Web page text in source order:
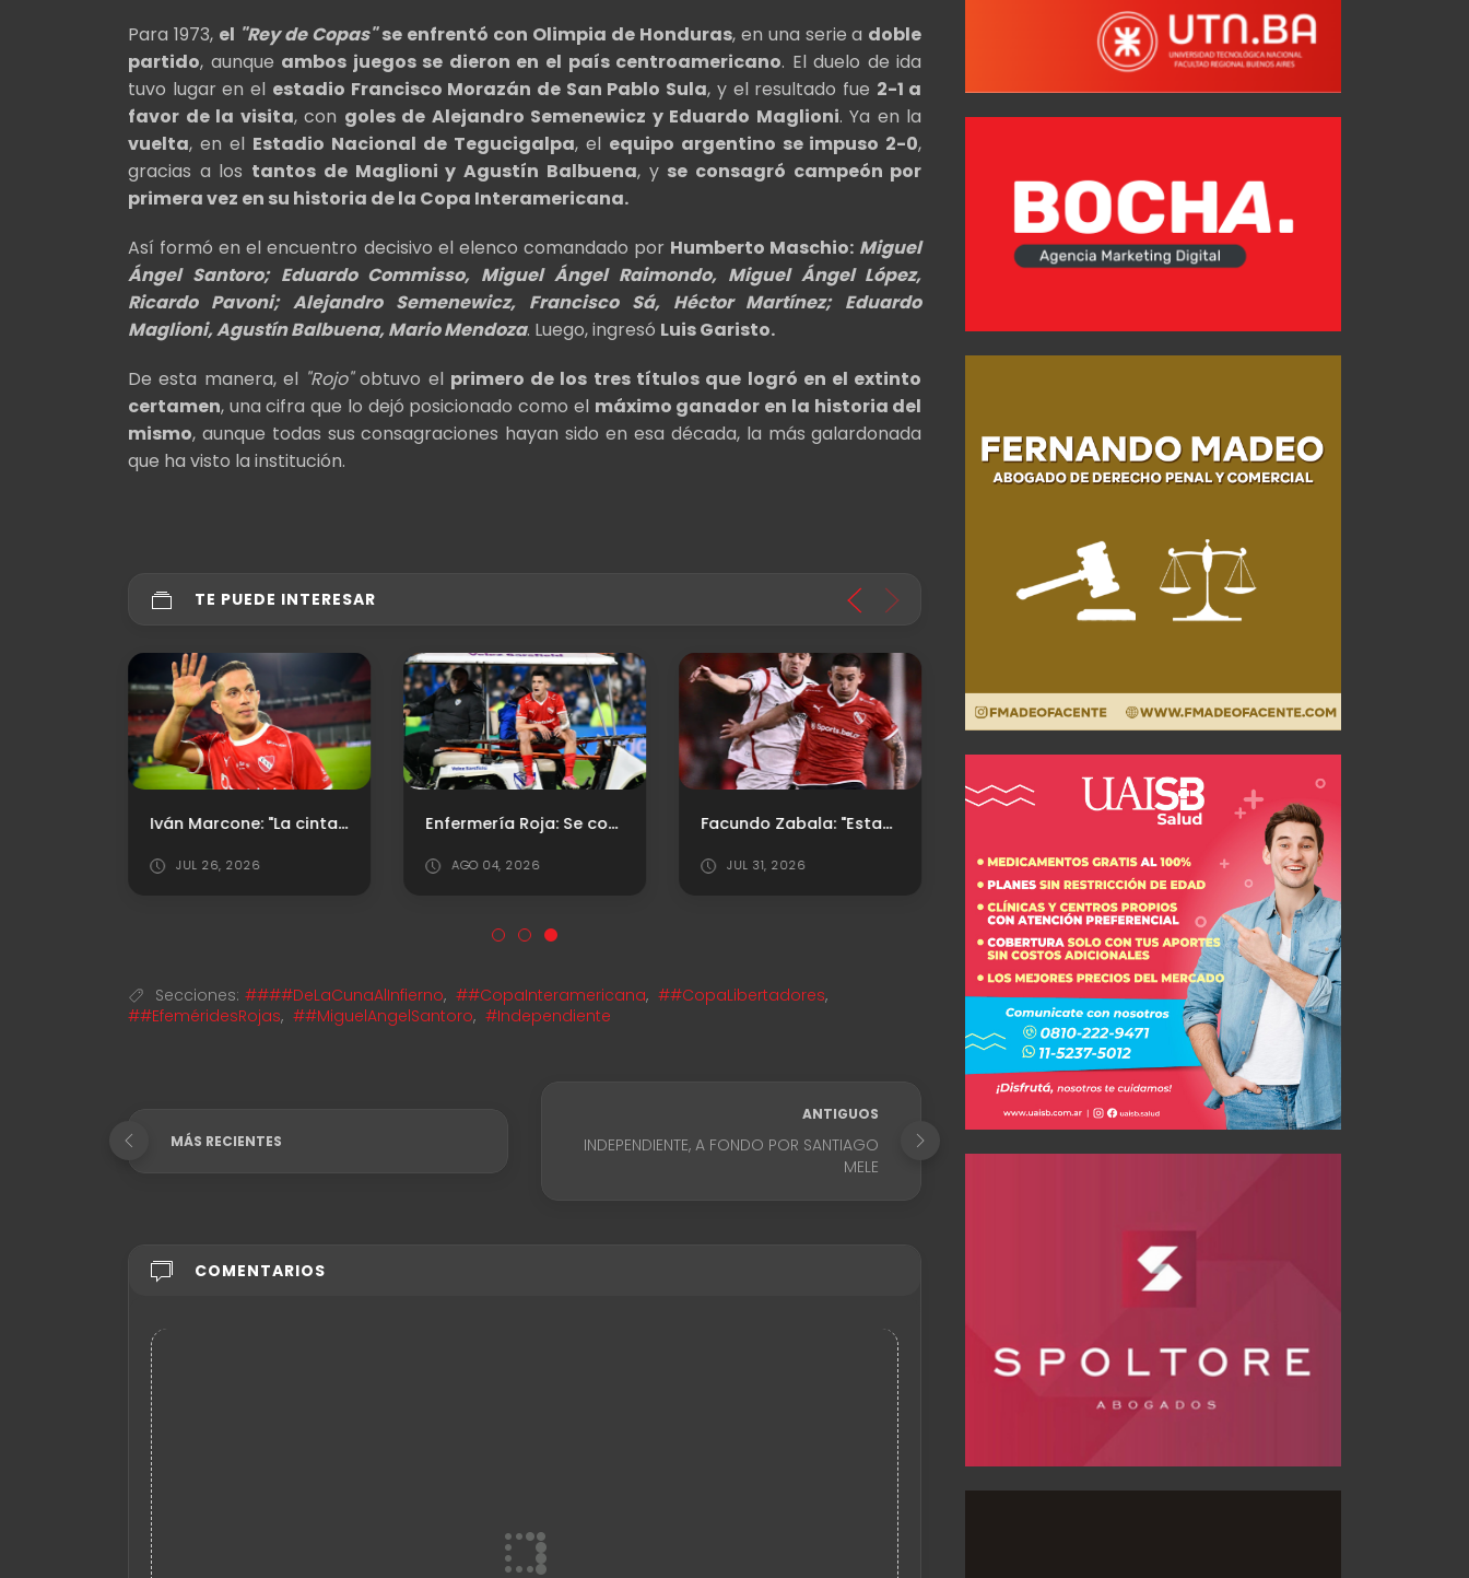
Para 1973, el "Rey de Copas"se enfrentó con Olimpia de Honduras, en una serie a doble
partido, aunque ambos juegos se dieron en el país centroamericano. El duelo de ida
tuvo lugar en el estadio Francisco Morazán de San Pablo Sula, y el resultado fue 2-1 a
favor de la visita, con goles de Alejandro Semenewicz y Eduardo Maglioni. Ya en la
vuelta, en el Estadio Nacional de Tegucigalpa, el equipo argentino se impuso 2-0,
gracias a los tantos de Maglioni y Agustín Balbuena, y se consagró campeón por
primera vez en su historia de la Copa Interamericana.
Así formó en el encuentro decisivo el elenco comandado por Humberto Maschio: Miguel
Ángel Santoro; Eduardo Commisso, Miguel Ángel Raimondo, Miguel Ángel López,
Ricardo Pavoni; Alejandro Semenewicz, Francisco Sá, Héctor Martínez; Eduardo
Maglioni, Agustín Balbuena, Mario Mendoza. Luego, ingresó Luis Garisto.
De esta manera, el "Rojo"obtuvo el primero de los tres títulos que logró en el extinto
certamen, una cifra que lo dejó posicionado como el máximo ganador en la historia del
mismo, aunque todas sus consagraciones hayan sido en esa década, la más galardonada
que ha visto la institución.
TE PUEDE INTERESAR
Iván Marcone: "La cinta de capitán es algo simbólico"
JUL 26, 2026
Enfermería Roja: Se conoció la lesión de Leo Godoy
AGO 04, 2026
Facundo Zabala: "Estamos para grandes cosas, pero vamos partido a partido"
JUL 31, 2026
Secciones: ####DeLaCunaAlInfierno, ##CopaInteramericana, ##CopaLibertadores,
##EfeméridesRojas, ##MiguelAngelSantoro, #Independiente
MÁS RECIENTES
ANTIGUOS
INDEPENDIENTE, A FONDO POR SANTIAGO
MELE
COMENTARIOS